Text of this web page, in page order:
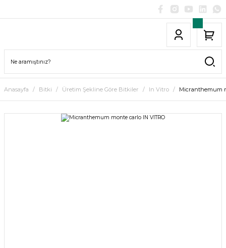
Anasayfa Bitki Üretim Şekline Göre Bitkiler In Vitro Micranthemum